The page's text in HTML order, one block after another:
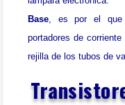
Base, es por el que
portadores de
rejilla de los tubos de